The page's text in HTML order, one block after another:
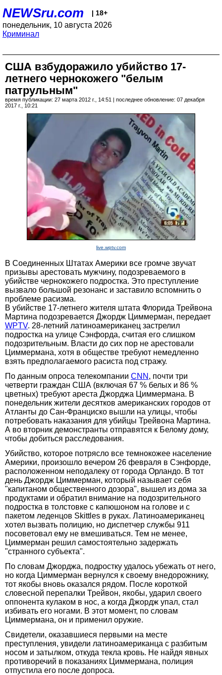
NEWSru.com | 18+
понедельник, 10 августа 2026
Криминал
США взбудоражило убийство 17-
летнего чернокожего "белым
патрульным"
время публикации: 27 марта 2012 г., 14:51 | последнее обновление: 07 декабря
2017 г., 10:21
live.wptv.com
В Соединенных Штатах Америки все громче звучат
призывы арестовать мужчину, подозреваемого в
убийстве чернокожего подростка. Это преступление
вызвало большой резонанс и заставило вспомнить о
проблеме расизма.
В убийстве 17-летнего жителя штата Флорида Трейвона
Мартина подозревается Джордж Циммерман, передает
WPTV. 28-летний латиноамериканец застрелил
подростка на улице Сэнфорда, считая его слишком
подозрительным. Власти до сих пор не арестовали
Циммермана, хотя в обществе требуют немедленно
взять предполагаемого расиста под стражу.
По данным опроса телекомпании CNN , почти три
четверти граждан США (включая 67 % белых и 86 %
цветных) требуют ареста Джорджа Циммермана. В
понедельник жители десятков американских городов от
Атланты до Сан-Франциско вышли на улицы, чтобы
потребовать наказания для убийцы Трейвона Мартина.
А во вторник демонстранты отправятся к Белому дому,
чтобы добиться расследования.
Убийство, которое потрясло все темнокожее население
Америки, произошло вечером 26 февраля в Сэнфорде,
расположенном неподалеку от города Орландо. В тот
день Джордж Циммерман, который называет себя
"капитаном общественного дозора", вышел из дома за
продуктами и обратил внимание на подозрительного
подростка в толстовке с капюшоном на голове и с
пакетом леденцов Skittles в руках. Латиноамериканец
хотел вызвать полицию, но диспетчер службы 911
посоветовал ему не вмешиваться. Тем не менее,
Циммерман решил самостоятельно задержать
"странного субъекта".
По словам Джорджа, подростку удалось убежать от него,
но когда Циммерман вернулся к своему внедорожнику,
тот якобы вновь оказался рядом. После короткой
словесной перепалки Трейвон, якобы, ударил своего
оппонента кулаком в нос, а когда Джордж упал, стал
избивать его ногами. В этот момент, по словам
Циммермана, он и применил оружие.
Свидетели, оказавшиеся первыми на месте
преступления, увидели латиноамериканца с разбитым
носом и затылком, откуда текла кровь. Не найдя явных
противоречий в показаниях Циммермана, полиция
отпустила его после допроса.